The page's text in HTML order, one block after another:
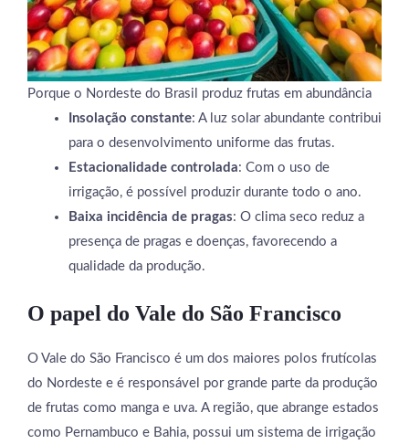
Porque o Nordeste do Brasil produz frutas em abundância
Insolação constante: A luz solar abundante contribui
para o desenvolvimento uniforme das frutas.
Estacionalidade controlada: Com o uso de
irrigação, é possível produzir durante todo o ano.
Baixa incidência de pragas: O clima seco reduz a
presença de pragas e doenças, favorecendo a
qualidade da produção.
O papel do Vale do São Francisco
O Vale do São Francisco é um dos maiores polos frutícolas
do Nordeste e é responsável por grande parte da produção
de frutas como manga e uva. A região, que abrange estados
como Pernambuco e Bahia, possui um sistema de irrigação